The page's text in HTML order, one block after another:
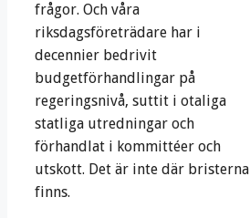
frågor. Och våra
riksdagsföreträdare har i
decennier bedrivit
budgetförhandlingar på
regeringsnivå, suttit i otaliga
statliga utredningar och
förhandlat i kommittéer och
utskott. Det är inte där bristerna
finns.